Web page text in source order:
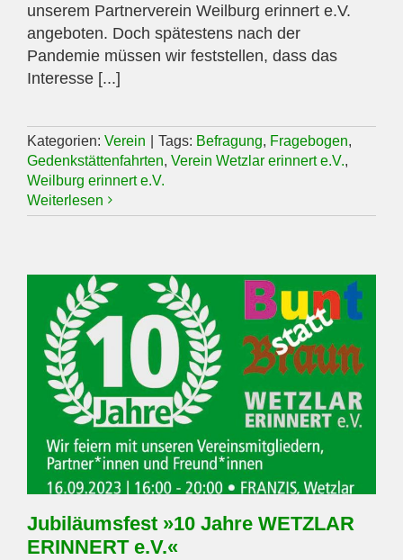
unserem Partnerverein Weilburg erinnert e.V.
angeboten. Doch spätestens nach der
Pandemie müssen wir feststellen, dass das
Interesse [...]
Kategorien: Verein Tags: Befragung, Fragebogen,
Gedenkstättenfahrten, Verein Wetzlar erinnert e.V.,
Weilburg erinnert e.V.
Weiterlesen
Jubiläumsfest »10 Jahre WETZLAR
ERINNERT e.V.«